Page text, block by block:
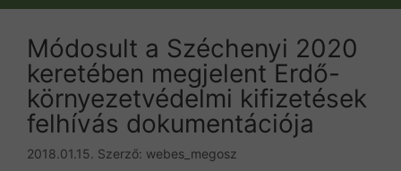
Módosult a Széchenyi 2020
keretében megjelent Erdő-
környezetvédelmi kifizetések
felhívás dokumentációja
2018.01.15. Szerző: webes_megosz